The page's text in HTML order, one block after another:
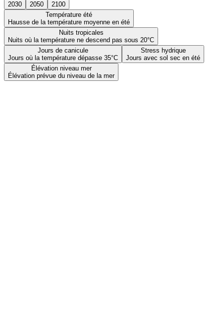
2030 2050
2100
Température été
Hausse de la température moyenne en été
Nuits tropicales
Nuits où la température ne descend pas sous 20°C
Jours de canicule
Jours où la température dépasse 35°C
Stress hydrique
Jours avec sol sec en été
Élévation niveau mer
Élévation prévue du niveau de la mer